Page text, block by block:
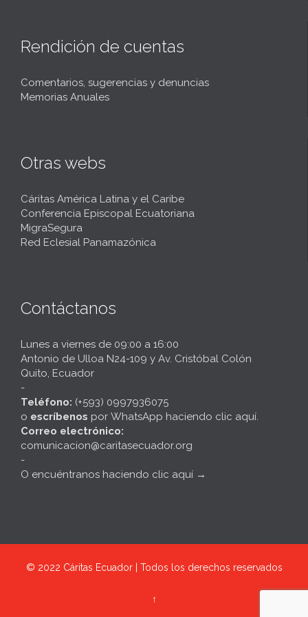
Rendición de cuentas
Comentarios, sugerencias y denuncias
Memorias Anuales
Otras webs
Cáritas América Latina y el Caribe
Conferencia Episcopal Ecuatoriana
MigraSegura
Red Eclesial Panamazónica
Contáctanos
Lunes a viernes de 09:00 a 16:00
Antonio de Ulloa N24-109 y Av. Cristóbal Colón
Quito, Ecuador
-
Teléfono: (+593) 0997936075
o escríbenos por WhatsApp haciendo clic aquí.
Correo electrónico:
comunicacion@caritasecuador.org
-
O encuéntranos haciendo clic aquí →
© 2022 Cáritas Ecuador | Todos los derechos reservados
↑